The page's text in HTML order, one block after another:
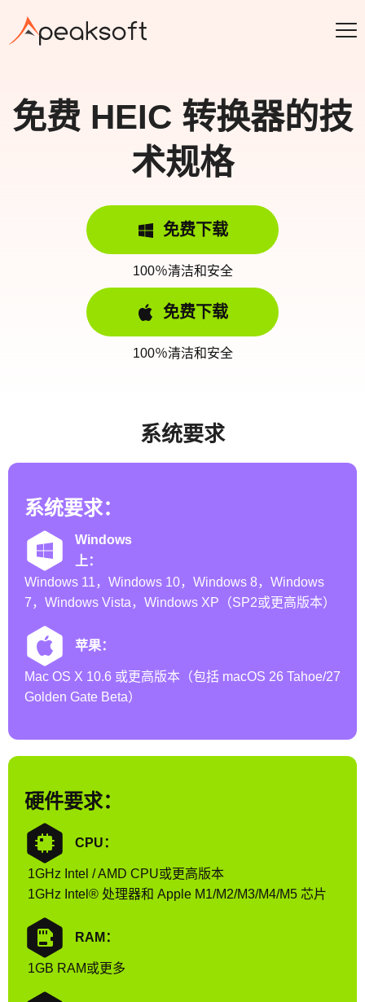
免费 HEIC 转换器的技
术规格
免费下载
100％清洁和安全
免费下载
100％清洁和安全
系统要求
系统要求：
Windows
上：
Windows 11，Windows 10，Windows 8，Windows
7，Windows Vista，Windows XP（SP2或更高版本）
苹果：
Mac OS X 10.6 或更高版本（包括 macOS 26 Tahoe/27
Golden Gate Beta）
硬件要求：
CPU：
1GHz Intel / AMD CPU或更高版本
1GHz Intel® 处理器和 Apple M1/M2/M3/M4/M5 芯片
RAM：
1GB RAM或更多